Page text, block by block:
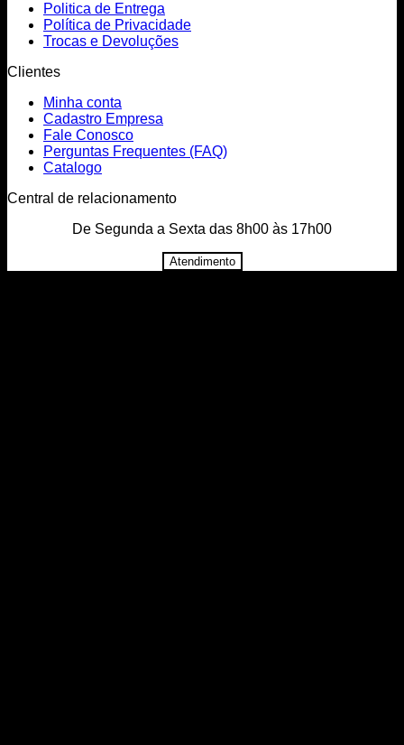
Politica de Entrega
Política de Privacidade
Trocas e Devoluções
Clientes
Minha conta
Cadastro Empresa
Fale Conosco
Perguntas Frequentes (FAQ)
Catalogo
Central de relacionamento
De Segunda a Sexta das 8h00 às 17h00